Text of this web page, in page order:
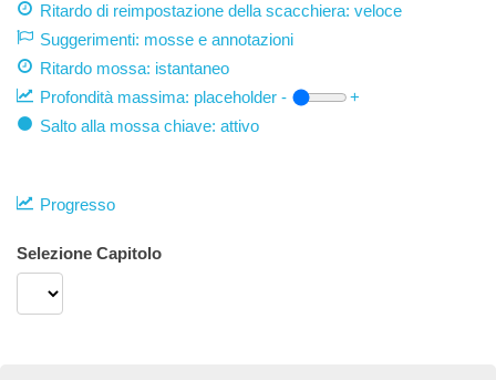
Ritardo di reimpostazione della scacchiera: veloce
Suggerimenti: mosse e annotazioni
Ritardo mossa: istantaneo
Profondità massima: placeholder -
+
Salto alla mossa chiave: attivo
Progresso
Selezione Capitolo